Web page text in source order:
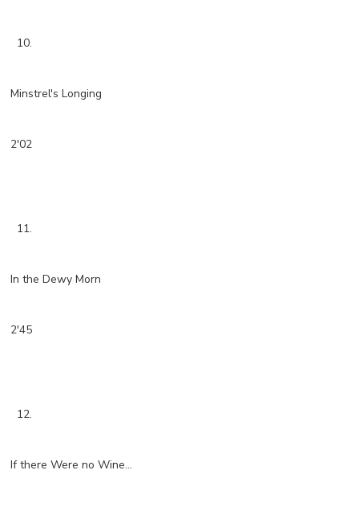
10.
Minstrel's Longing
2'02
11.
In the Dewy Morn
2'45
12.
If there Were no Wine...